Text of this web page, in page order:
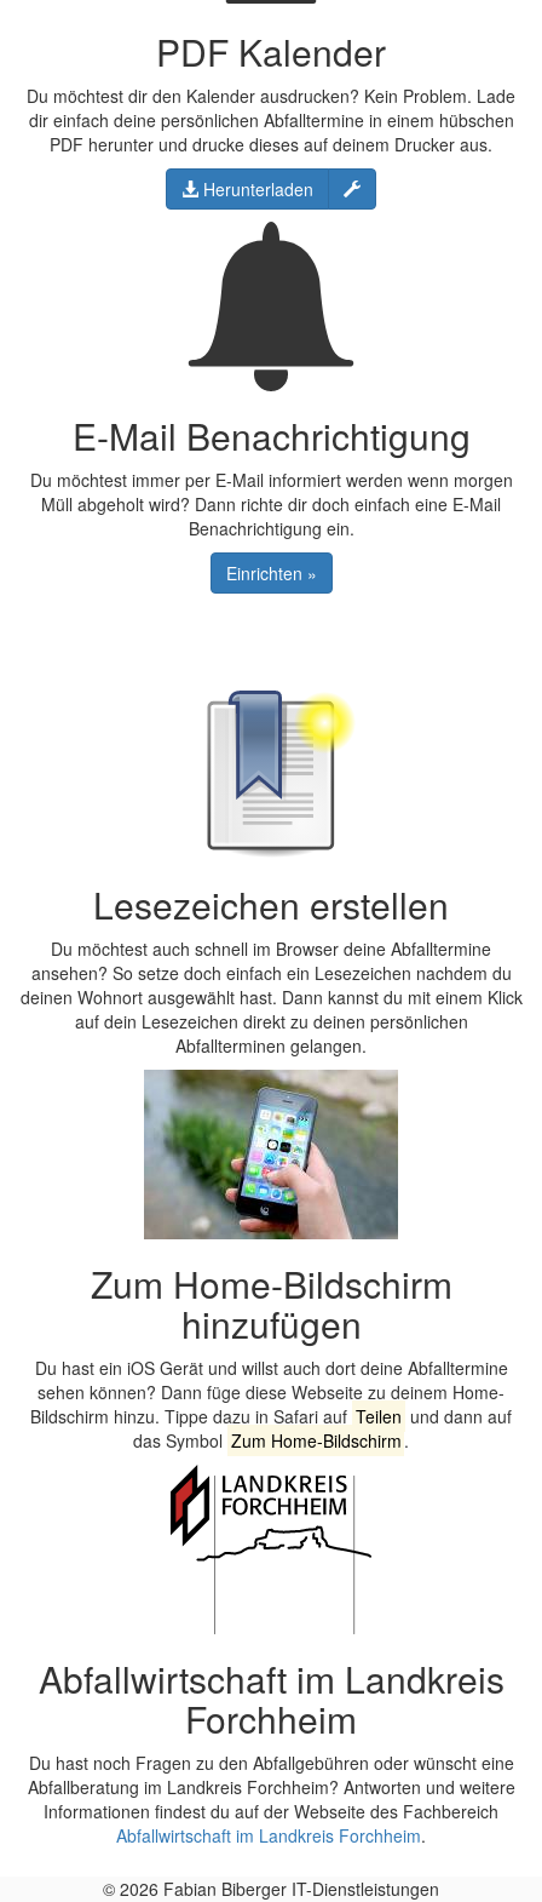
PDF Kalender
Du möchtest dir den Kalender ausdrucken? Kein Problem. Lade
dir einfach deine persönlichen Abfalltermine in einem hübschen
PDF herunter und drucke dieses auf deinem Drucker aus.
Herunterladen
Konfigurieren
E-Mail Benachrichtigung
Du möchtest immer per E-Mail informiert werden wenn morgen
Müll abgeholt wird? Dann richte dir doch einfach eine E-Mail
Benachrichtigung ein.
Einrichten »
Lesezeichen erstellen
Du möchtest auch schnell im Browser deine Abfalltermine
ansehen? So setze doch einfach ein Lesezeichen nachdem du
deinen Wohnort ausgewählt hast. Dann kannst du mit einem Klick
auf dein Lesezeichen direkt zu deinen persönlichen
Abfallterminen gelangen.
Zum Home-Bildschirm
hinzufügen
Du hast ein iOS Gerät und willst auch dort deine Abfalltermine
sehen können? Dann füge diese Webseite zu deinem Home-
Bildschirm hinzu. Tippe dazu in Safari auf Teilen und dann auf
das Symbol Zum Home-Bildschirm .
Abfallwirtschaft im Landkreis
Forchheim
Du hast noch Fragen zu den Abfallgebühren oder wünscht eine
Abfallberatung im Landkreis Forchheim? Antworten und weitere
Informationen findest du auf der Webseite des Fachbereich
Abfallwirtschaft im Landkreis Forchheim.
© 2026 Fabian Biberger IT-Dienstleistungen